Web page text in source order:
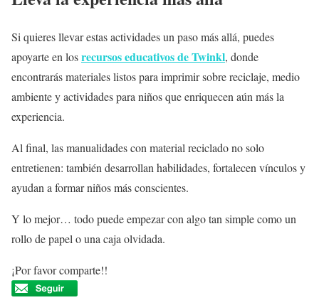
Si quieres llevar estas actividades un paso más allá, puedes
apoyarte en losrecursos educativos de Twinkl, donde
encontrarás materiales listos para imprimir sobre reciclaje, medio
ambiente y actividades para niños que enriquecen aún más la
experiencia.
Al final, las manualidades con material reciclado no solo
entretienen: también desarrollan habilidades, fortalecen vínculos y
ayudan a formar niños más conscientes.
Y lo mejor… todo puede empezar con algo tan simple como un
rollo de papel o una caja olvidada.
¡Por favor comparte!!